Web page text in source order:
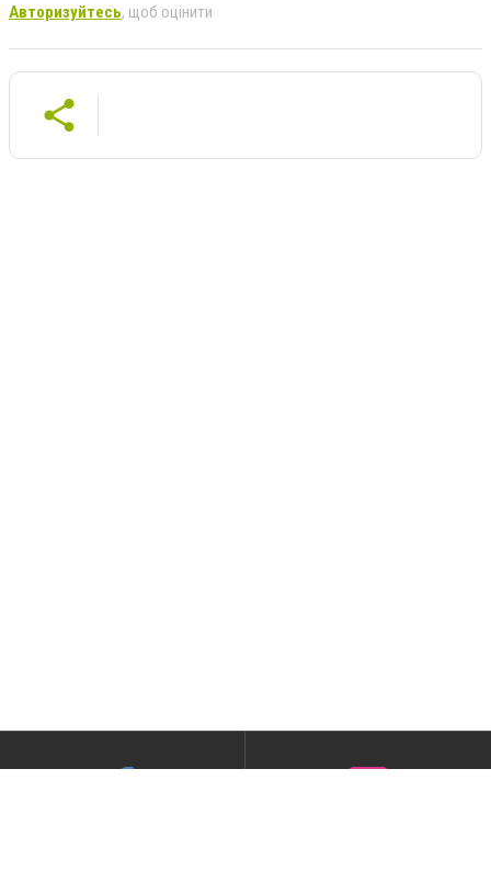
Авторизуйтесь, щоб оцінити